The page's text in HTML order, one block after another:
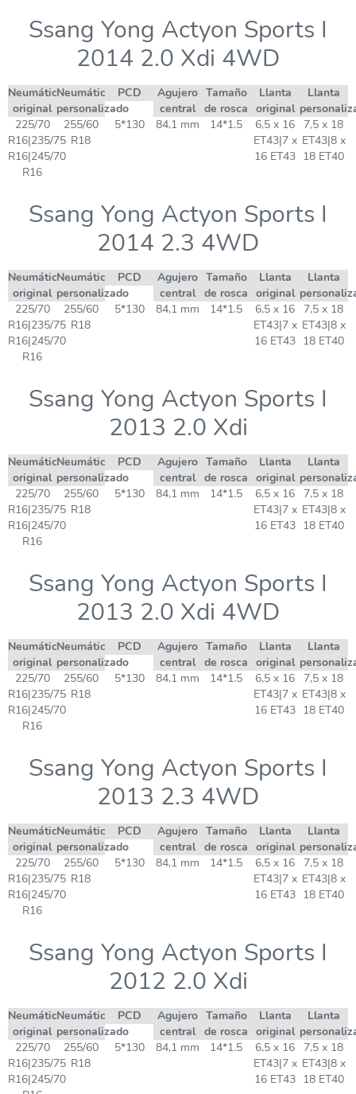
Ssang Yong Actyon Sports I
2014 2.0 Xdi 4WD
Neumático
original
Neumático
personalizado
PCD
Agujero
central
Tamaño
de rosca
Llanta
original
Llanta
225/70
R16|235/75
R16|245/70
R16
255/60
R18
5*130 84,1 mm 14*1.5
6,5 x 16
ET43|7 x
16 ET43
7,5 x 18
ET43|8 x
18 ET40
Ssang Yong Actyon Sports I
2014 2.3 4WD
Neumático
original
Neumático
personalizado
PCD
Agujero
central
Tamaño
de rosca
Llanta
original
Llanta
225/70
R16|235/75
R16|245/70
R16
255/60
R18
5*130 84,1 mm 14*1.5
6,5 x 16
ET43|7 x
16 ET43
7,5 x 18
ET43|8 x
18 ET40
Ssang Yong Actyon Sports I
2013 2.0 Xdi
Neumático
original
Neumático
personalizado
PCD
Agujero
central
Tamaño
de rosca
Llanta
original
Llanta
225/70
R16|235/75
R16|245/70
R16
255/60
R18
5*130 84,1 mm 14*1.5
6,5 x 16
ET43|7 x
16 ET43
7,5 x 18
ET43|8 x
18 ET40
Ssang Yong Actyon Sports I
2013 2.0 Xdi 4WD
Neumático
original
Neumático
personalizado
PCD
Agujero
central
Tamaño
de rosca
Llanta
original
Llanta
225/70
R16|235/75
R16|245/70
R16
255/60
R18
5*130 84,1 mm 14*1.5
6,5 x 16
ET43|7 x
16 ET43
7,5 x 18
ET43|8 x
18 ET40
Ssang Yong Actyon Sports I
2013 2.3 4WD
Neumático
original
Neumático
personalizado
PCD
Agujero
central
Tamaño
de rosca
Llanta
original
Llanta
225/70
R16|235/75
R16|245/70
R16
255/60
R18
5*130 84,1 mm 14*1.5
6,5 x 16
ET43|7 x
16 ET43
7,5 x 18
ET43|8 x
18 ET40
Ssang Yong Actyon Sports I
2012 2.0 Xdi
Neumático
original
Neumático
personalizado
PCD
Agujero
central
Tamaño
de rosca
Llanta
original
Llanta
225/70
R16|235/75
R16|245/70
255/60
R18
5*130 84,1 mm 14*1.5
6,5 x 16
ET43|7 x
16 ET43
7,5 x 18
ET43|8 x
18 ET40